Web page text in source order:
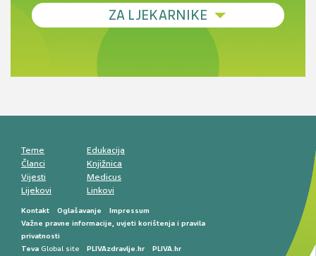
Novi pogled na migrenu: komorbiditeti, spolne
razlike i nove terapije
smetnji do rane onkološke dijagnostike
ZA LJEKARNIKE
Antikoagulansi u ljekarničkoj praksi –
Teme
Članci
Vijesti
Lijekovi
Edukacija
Knjižnica
Medicus
Linkovi
Kontakt Oglašavanje
Impressum
Važne pravne informacije, uvjeti korištenja i pravila
privatnosti
Teva Global site PLIVAzdravlje.hr PLIVA.hr